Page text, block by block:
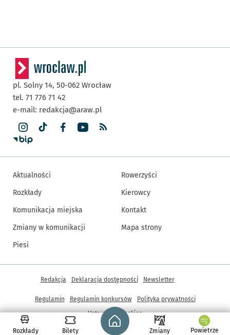
Rozkłady Bilety
Strona główna - wroclaw.pl
Zmiany Powietrze
pl. Solny 14, 50-062 Wrocław
tel. 71 776 71 42
e-mail: redakcja@araw.pl
Aktualności
Rozkłady
Komunikacja miejska
Zmiany w komunikacji
Piesi
Rowerzyści
Kierowcy
Kontakt
Mapa strony
© Copyright 2005-2026, ARAW S.A., Gmina Wrocław
Inne informacje
Redakcja Deklaracja dostępności Newsletter
Regulamin Regulamin konkursów
Polityka prywatności
Ustawienia cookies